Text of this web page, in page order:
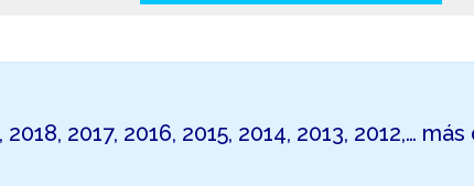
2018, 2017, 2016, 2015, 2014, 2013, 2012,…